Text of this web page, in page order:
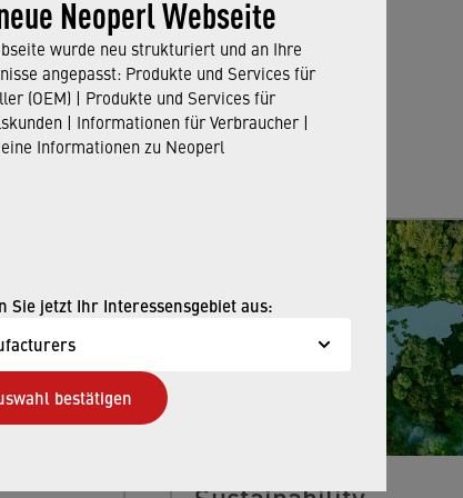
Neoperl Webseite
wurde neu strukturiert und an Ihre
angepasst: Produkte und Services für
(OEM) | Produkte und Services für
| Informationen für Verbraucher |
Informationen zu Neoperl
Sie jetzt Ihr Interessensgebiet aus:
bestätigen
IN